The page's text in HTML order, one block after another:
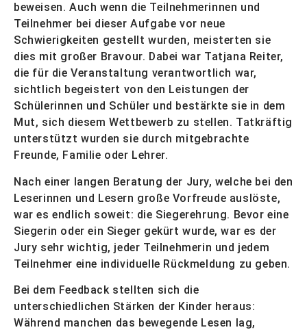
beweisen. Auch wenn die Teilnehmerinnen und
Teilnehmer bei dieser Aufgabe vor neue
Schwierigkeiten gestellt wurden, meisterten sie
dies mit großer Bravour. Dabei war Tatjana Reiter,
die für die Veranstaltung verantwortlich war,
sichtlich begeistert von den Leistungen der
Schülerinnen und Schüler und bestärkte sie in dem
Mut, sich diesem Wettbewerb zu stellen. Tatkräftig
unterstützt wurden sie durch mitgebrachte
Freunde, Familie oder Lehrer.
Nach einer langen Beratung der Jury, welche bei den
Leserinnen und Lesern große Vorfreude auslöste,
war es endlich soweit: die Siegerehrung. Bevor eine
Siegerin oder ein Sieger gekürt wurde, war es der
Jury sehr wichtig, jeder Teilnehmerin und jedem
Teilnehmer eine individuelle Rückmeldung zu geben.
Bei dem Feedback stellten sich die
unterschiedlichen Stärken der Kinder heraus:
Während manchen das bewegende Lesen lag,